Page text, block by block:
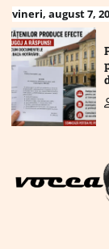
Skip
to
content
vineri, august 7,